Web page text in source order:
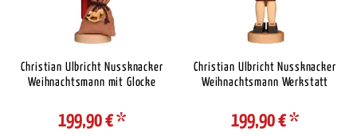
Christian Ulbricht Nussknacker
Weihnachtsmann mit Glocke
199,90 €*
Christian Ulbricht Nussknacker
Weihnachtsmann Werkstatt
199,90 €*